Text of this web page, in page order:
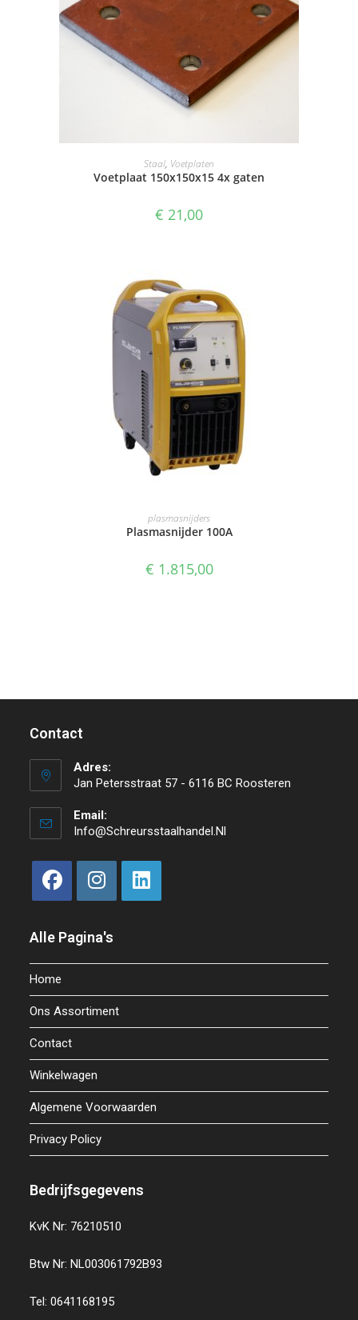
SELECTEER OPTIES
Staal, Voetplaten
Voetplaat 150x150x15 4x gaten
€ 21,00
TOEVOEGEN AAN WINKELWAGEN
plasmasnijders
Plasmasnijder 100A
€ 1.815,00
Contact
Adres:
Jan Petersstraat 57 - 6116 BC Roosteren
Email:
Info@schreursstaalhandel.nl
Alle Pagina's
Home
Ons Assortiment
Contact
Winkelwagen
Algemene Voorwaarden
Privacy Policy
Bedrijfsgegevens
KvK Nr: 76210510
Btw Nr: NL003061792B93
Tel: 0641168195